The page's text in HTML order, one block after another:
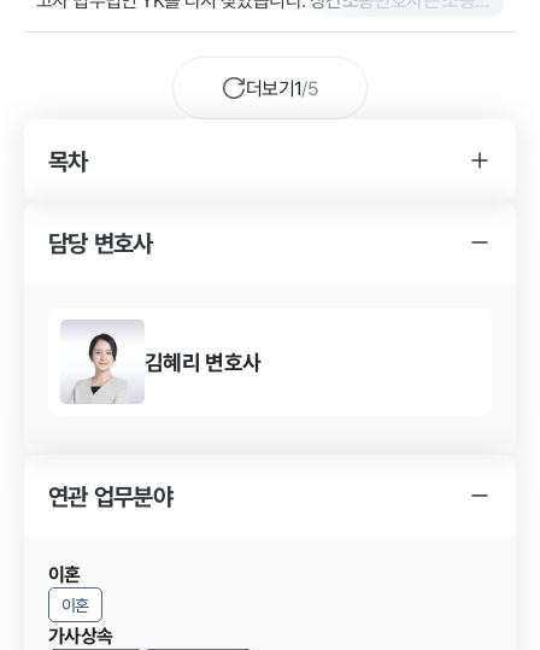
다 배상 확보에 초점을 맞춰 신속히 협상 전략을 설계했고, 판결 없
더보기1/5
목차
YK 상간소송 사건 변호사의 조력 내용
담당 변호사
김혜리 변호사
연관 업무분야
이혼
이혼
가사상속